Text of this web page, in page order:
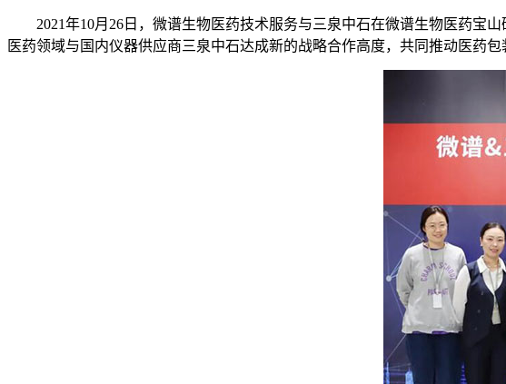
2021年10月26日，微谱生物医药技术服务与三泉中石在微谱生物医药宝
医药领域与国内仪器供应商三泉中石达成新的战略合作高度，共同推动医药包